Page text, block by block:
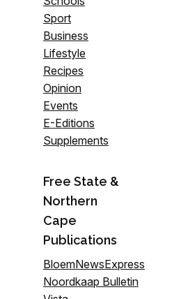
Sport
Business
Lifestyle
Recipes
Opinion
Events
E-Editions
Supplements
Free State &
Northern
Cape
Publications
BloemNewsExpress
Noordkaap Bulletin